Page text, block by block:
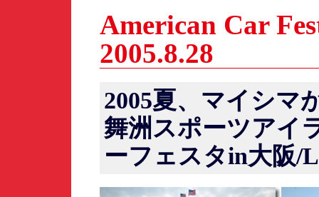
American Car
2005.8.28
2005夏、マイシマ
舞洲スポーツアイ
ーフェスタin大阪/